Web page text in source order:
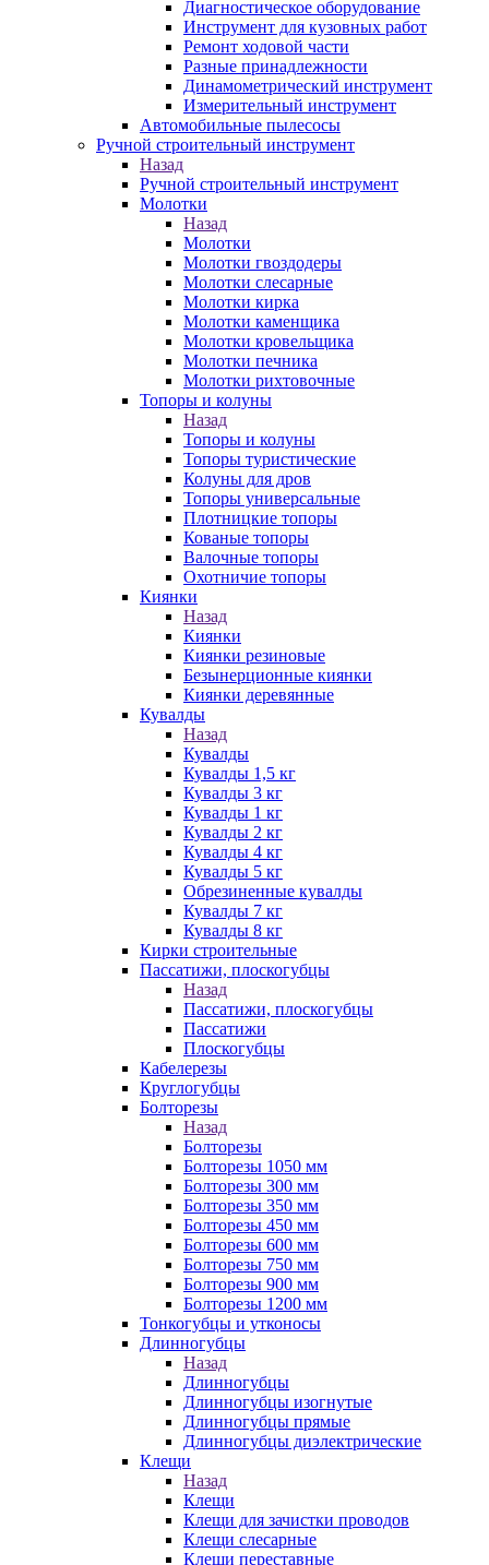
Диагностическое оборудование
Инструмент для кузовных работ
Ремонт ходовой части
Разные принадлежности
Динамометрический инструмент
Измерительный инструмент
Автомобильные пылесосы
Ручной строительный инструмент
Назад
Ручной строительный инструмент
Молотки
Назад
Молотки
Молотки гвоздодеры
Молотки слесарные
Молотки кирка
Молотки каменщика
Молотки кровельщика
Молотки печника
Молотки рихтовочные
Топоры и колуны
Назад
Топоры и колуны
Топоры туристические
Колуны для дров
Топоры универсальные
Плотницкие топоры
Кованые топоры
Валочные топоры
Охотничие топоры
Киянки
Назад
Киянки
Киянки резиновые
Безынерционные киянки
Киянки деревянные
Кувалды
Назад
Кувалды
Кувалды 1,5 кг
Кувалды 3 кг
Кувалды 1 кг
Кувалды 2 кг
Кувалды 4 кг
Кувалды 5 кг
Обрезиненные кувалды
Кувалды 7 кг
Кувалды 8 кг
Кирки строительные
Пассатижи, плоскогубцы
Назад
Пассатижи, плоскогубцы
Пассатижи
Плоскогубцы
Кабелерезы
Круглогубцы
Болторезы
Назад
Болторезы
Болторезы 1050 мм
Болторезы 300 мм
Болторезы 350 мм
Болторезы 450 мм
Болторезы 600 мм
Болторезы 750 мм
Болторезы 900 мм
Болторезы 1200 мм
Тонкогубцы и утконосы
Длинногубцы
Назад
Длинногубцы
Длинногубцы изогнутые
Длинногубцы прямые
Длинногубцы диэлектрические
Клещи
Назад
Клещи
Клещи для зачистки проводов
Клещи слесарные
Клещи переставные